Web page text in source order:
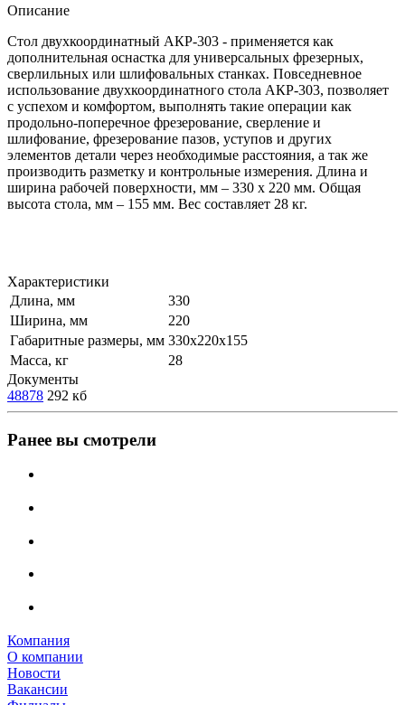
Описание
Стол двухкоординатный АКР-303 - применяется как
дополнительная оснастка для универсальных фрезерных,
сверлильных или шлифовальных станках. Повседневное
использование двухкоординатного стола АКР-303, позволяет
с успехом и комфортом, выполнять такие операции как
продольно-поперечное фрезерование, сверление и
шлифование, фрезерование пазов, уступов и других
элементов детали через необходимые расстояния, а так же
производить разметку и контрольные измерения. Длина и
ширина рабочей поверхности, мм – 330 х 220 мм. Общая
высота стола, мм – 155 мм. Вес составляет 28 кг.
Характеристики
Длина, мм
330
Ширина, мм
220
Габаритные размеры, мм 330х220х155
Масса, кг
28
Документы
48878 292 кб
Ранее вы смотрели
Компания
О компании
Новости
Вакансии